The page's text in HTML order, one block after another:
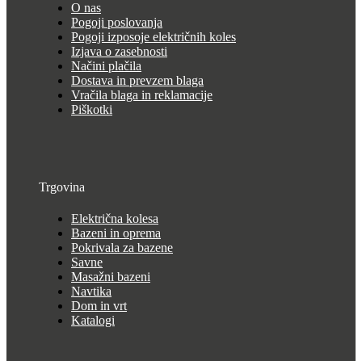
O nas
Pogoji poslovanja
Pogoji izposoje električnih koles
Izjava o zasebnosti
Načini plačila
Dostava in prevzem blaga
Vračila blaga in reklamacije
Piškotki
Trgovina
Električna kolesa
Bazeni in oprema
Pokrivala za bazene
Savne
Masažni bazeni
Navtika
Dom in vrt
Katalogi